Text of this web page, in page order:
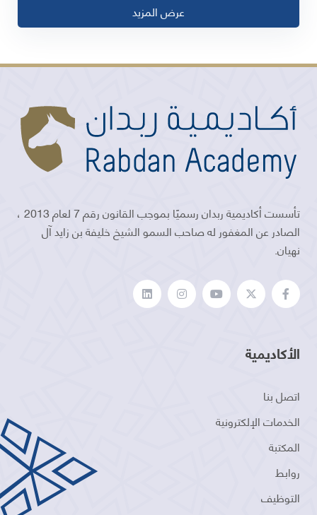
عرض المزيد
تأسست أكاديمية ربدان رسميًا بموجب القانون رقم 7 لعام 2013 ،
الصادر عن المغفور له صاحب السمو الشيخ خليفة بن زايد آل
نهيان.
الأكاديمية
اتصل بنا
الخدمات الإلكترونية
المكتبة
روابط
التوظيف